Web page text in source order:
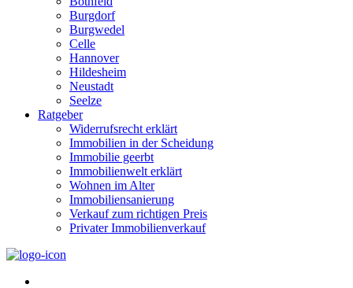
Burgdorf
Burgwedel
Celle
Hannover
Hildesheim
Neustadt
Seelze
Ratgeber
Widerrufsrecht erklärt
Immobilien in der Scheidung
Immobilie geerbt
Immobilienwelt erklärt
Wohnen im Alter
Immobiliensanierung
Verkauf zum richtigen Preis
Privater Immobilienverkauf